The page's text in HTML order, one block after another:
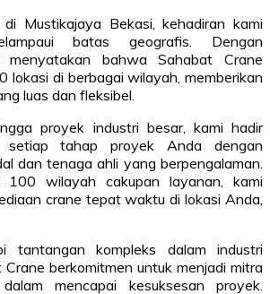
di Mustikajaya Bekasi, kehadiran kami
batas geografis. Dengan
menyatakan bahwa Sahabat Crane
lokasi di berbagai wilayah, memberikan
luas dan fleksibel.
proyek industri besar, kami hadir
setiap tahap proyek Anda dengan
dan tenaga ahli yang berpengalaman.
100 wilayah cakupan layanan, kami
crane tepat waktu di lokasi Anda,
tantangan kompleks dalam industri
berkomitmen untuk menjadi mitra
mencapai kesuksesan proyek.